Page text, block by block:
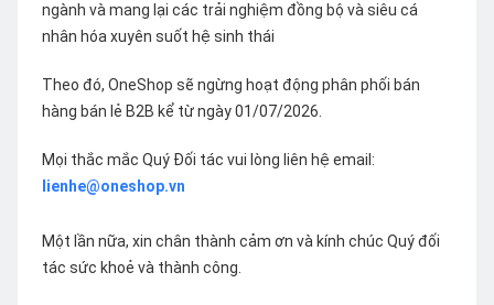
ngành và mang lại các trải nghiệm đồng bộ và siêu cá
nhân hóa xuyên suốt hệ sinh thái
Theo đó, OneShop sẽ ngừng hoạt động phân phối bán
hàng bán lẻ B2B kể từ ngày 01/07/2026.
Mọi thắc mắc Quý Đối tác vui lòng liên hệ email:
lienhe@oneshop.vn
Một lần nữa, xin chân thành cảm ơn và kính chúc Quý đối
tác sức khoẻ và thành công.